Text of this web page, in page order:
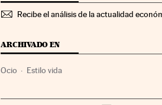
Recibe el análisis de la actualidad
ARCHIVADO EN
Ocio Estilo vida